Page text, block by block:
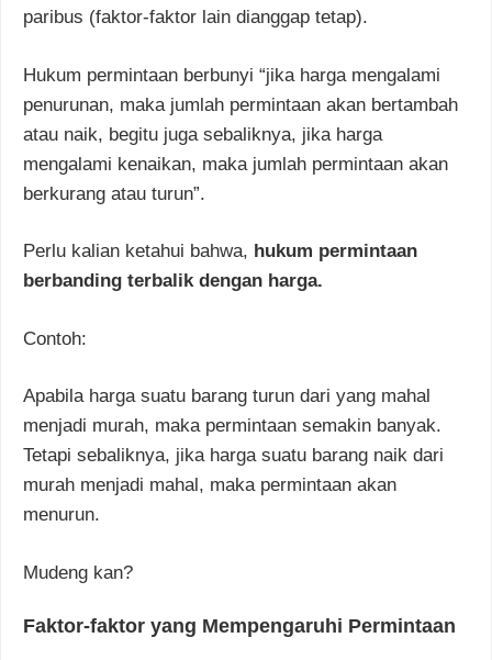
paribus (faktor-faktor lain dianggap tetap).
Hukum permintaan berbunyi “jika harga mengalami
penurunan, maka jumlah permintaan akan bertambah
atau naik, begitu juga sebaliknya, jika harga
mengalami kenaikan, maka jumlah permintaan akan
berkurang atau turun”.
Perlu kalian ketahui bahwa, hukum permintaan
berbanding terbalik dengan harga.
Contoh:
Apabila harga suatu barang turun dari yang mahal
menjadi murah, maka permintaan semakin banyak.
Tetapi sebaliknya, jika harga suatu barang naik dari
murah menjadi mahal, maka permintaan akan
menurun.
Mudeng kan?
Faktor-faktor yang Mempengaruhi Permintaan